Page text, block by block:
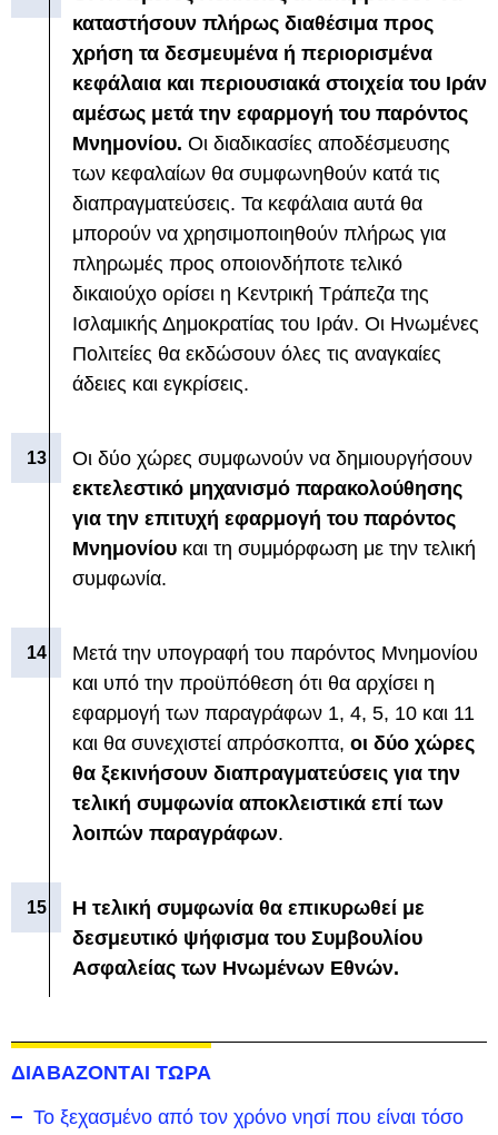
καταστήσουν πλήρως διαθέσιμα προς
χρήση τα δεσμευμένα ή περιορισμένα
κεφάλαια και περιουσιακά στοιχεία του Ιράν
αμέσως μετά την εφαρμογή του παρόντος
Μνημονίου. Οι διαδικασίες αποδέσμευσης
των κεφαλαίων θα συμφωνηθούν κατά τις
διαπραγματεύσεις. Τα κεφάλαια αυτά θα
μπορούν να χρησιμοποιηθούν πλήρως για
πληρωμές προς οποιονδήποτε τελικό
δικαιούχο ορίσει η Κεντρική Τράπεζα της
Ισλαμικής Δημοκρατίας του Ιράν. Οι Ηνωμένες
Πολιτείες θα εκδώσουν όλες τις αναγκαίες
άδειες και εγκρίσεις.
Οι δύο χώρες συμφωνούν να δημιουργήσουν
εκτελεστικό μηχανισμό παρακολούθησης
για την επιτυχή εφαρμογή του παρόντος
Μνημονίου και τη συμμόρφωση με την τελική
συμφωνία.
Μετά την υπογραφή του παρόντος Μνημονίου
και υπό την προϋπόθεση ότι θα αρχίσει η
εφαρμογή των παραγράφων 1, 4, 5, 10 και 11
και θα συνεχιστεί απρόσκοπτα, οι δύο χώρες
θα ξεκινήσουν διαπραγματεύσεις για την
τελική συμφωνία αποκλειστικά επί των
λοιπών παραγράφων.
Η τελική συμφωνία θα επικυρωθεί με
δεσμευτικό ψήφισμα του Συμβουλίου
Ασφαλείας των Ηνωμένων Εθνών.
ΔΙΑΒΑΖΟΝΤΑΙ ΤΩΡΑ
To ξεχασμένο από τον χρόνο νησί που είναι τόσο